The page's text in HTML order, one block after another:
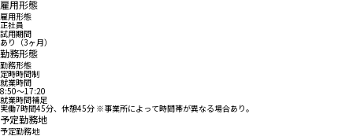
雇用形態
雇用形態
正社員
試用期間
あり（3ヶ月）
勤務形態
勤務形態
定時時間制
就業時間
8:50〜17:20
就業時間補足
実働7時間45分、休憩45分 ※事業所によって時間帯が異なる場合あり。
予定勤務地
予定勤務地